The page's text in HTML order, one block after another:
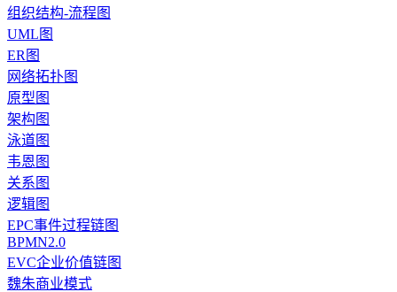
组织结构-流程图
UML图
ER图
网络拓扑图
原型图
架构图
泳道图
韦恩图
关系图
逻辑图
EPC事件过程链图
BPMN2.0
EVC企业价值链图
魏朱商业模式